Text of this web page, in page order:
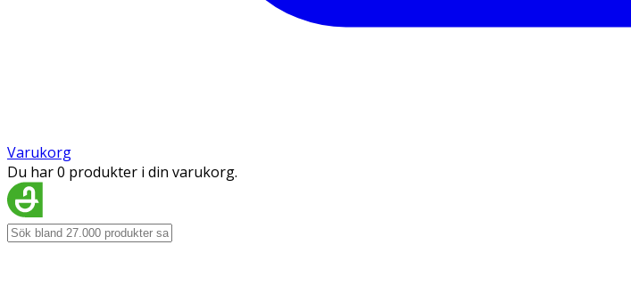
Varukorg
Du har 0 produkter i din varukorg.